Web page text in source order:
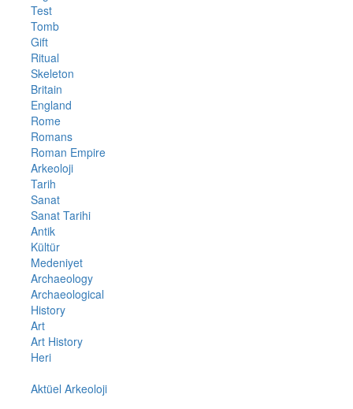
Test
Tomb
Gift
Ritual
Skeleton
Britain
England
Rome
Romans
Roman Empire
Arkeoloji
Tarih
Sanat
Sanat Tarihi
Antik
Kültür
Medeniyet
Archaeology
Archaeological
History
Art
Art History
Heri
Aktüel Arkeoloji